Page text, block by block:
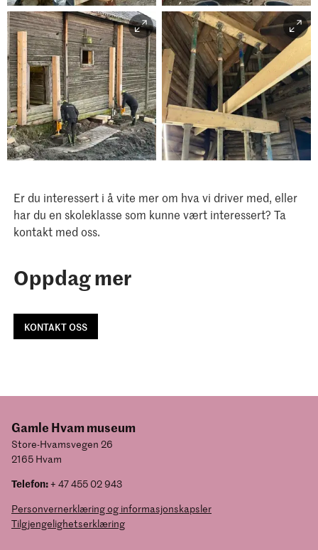
Foto: Vegard Røhme
Er du interessert i å vite mer om hva vi driver med, eller
har du en skoleklasse som kunne vært interessert? Ta
kontakt med oss.
Oppdag mer
KONTAKT OSS
Gamle Hvam museum
Store-Hvamsvegen 26
2165 Hvam
Telefon:+ 47 455 02 943
Personvernerklæring og informasjonskapsler
Tilgjengelighetserklæring